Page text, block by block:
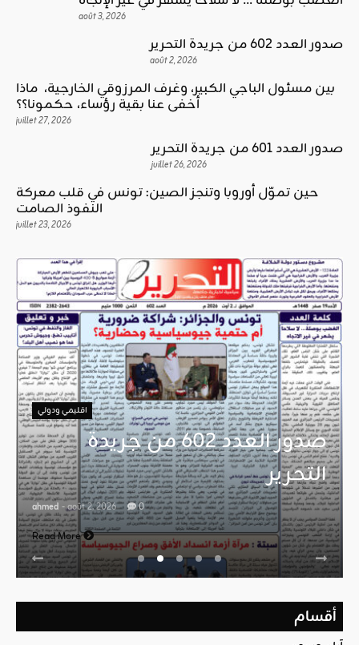
août 3, 2026
صدور العدد 602 من جريدة التحرير
août 2, 2026
بين مسئول الباجي الكبير، وغرف المرزوقي الخارجية، ماذا
أخفى عنا بقية رؤساء، حكمونا؟؟
juillet 27, 2026
صدور العدد 601 من جريدة التحرير
juillet 26, 2026
حين تموّل أوروبا وتنجز الصين: تونس في قلب معركة
النفوذ الصامت
juillet 23, 2026
اقليمي ودولي
صدور العدد 602 من جريدة
التحرير
ahmed - août 2, 2026 0
Read More
أقسام